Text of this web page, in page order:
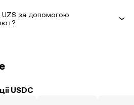
UZS за допомогою
USDC